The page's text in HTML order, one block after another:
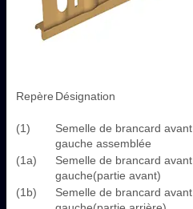
Repère Désignation
(1)
Semelle de brancard avant
gauche assemblée
(1a)
Semelle de brancard avant
gauche(partie avant)
(1b)
Semelle de brancard avant